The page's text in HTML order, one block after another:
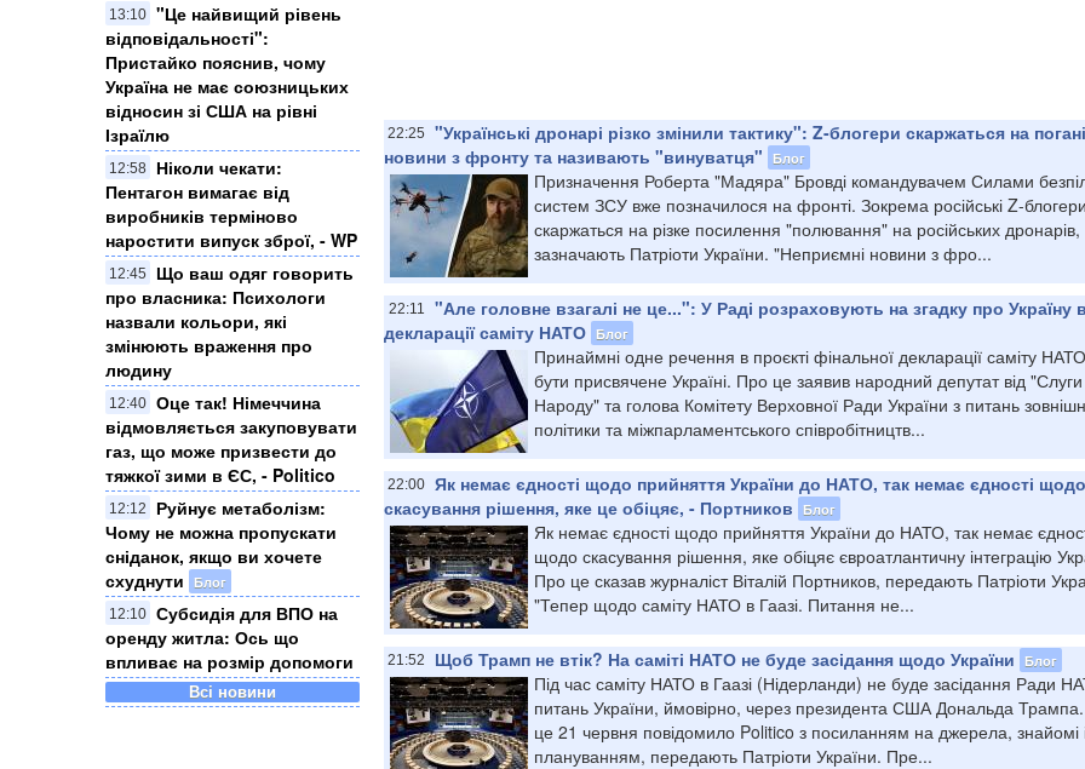
13:10 "Це найвищий рівень
відповідальності":
Пристайко пояснив, чому
Україна не має союзницьких
відносин зі США на рівні
Ізраїлю
12:58
Ніколи чекати:
Пентагон вимагає від
виробників терміново
наростити випуск зброї, - WP
12:45
Що ваш одяг говорить
про власника: Психологи
назвали кольори, які
змінюють враження про
людину
12:40 Оце так! Німеччина
відмовляється закуповувати
газ, що може призвести до
тяжкої зими в ЄС, - Politico
12:12
Руйнує метаболізм:
Чому не можна пропускати
сніданок, якщо ви хочете
схуднути
Блог
12:10 Субсидія для ВПО на
оренду житла: Ось що
впливає на розмір допомоги
Всі новини
22:25
"Українські дронарі різко змінили тактику": Z-блогери скаржаться на погані
новини з фронту та називають "винуватця"
Блог
Призначення Роберта "Мадяра" Бровді командувачем Силами
систем ЗСУ вже позначилося на фронті. Зокрема російські Z-блогери
скаржаться на різке посилення "полювання" на російських дронарів,
зазначають Патріоти України. "Неприємні новини з фро...
22:11
"Але головне взагалі не це...": У Раді розраховують на згадку про Україну в
декларації саміту НАТО Блог
Принаймні одне речення в проєкті фінальної декларації саміту
бути присвячене Україні. Про це заявив народний депутат від "Слуги
Народу" та голова Комітету Верховної Ради України з питань
політики та міжпарламентського співробітництв...
22:00 Як немає єдності щодо прийняття України до НАТО, так немає єдності щодо
скасування рішення, яке це обіцяє, - Портников
Блог
Як немає єдності щодо прийняття України до НАТО, так немає
щодо скасування рішення, яке обіцяє євроатлантичну інтеграцію
Про це сказав журналіст Віталій Портников, передають Патріоти
"Тепер щодо саміту НАТО в Гаазі. Питання не...
21:52 Щоб Трамп не втік? На саміті НАТО не буде засідання щодо України Блог
Під час саміту НАТО в Гаазі (Нідерланди) не буде засідання Ради
питань України, ймовірно, через президента США Дональда
це 21 червня повідомило Politico з посиланням на джерела, знайомі
плануванням, передають Патріоти України. Пре...